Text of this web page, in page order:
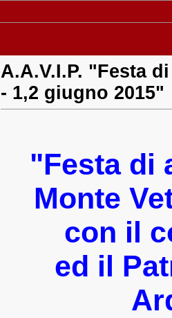
A.A.V.I.P. "Festa
- 1,2 giugno 2015"
"Festa di
Monte
con il
ed il